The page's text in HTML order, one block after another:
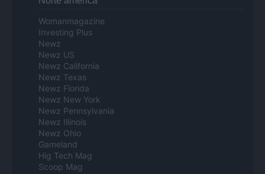
Womanmagazine
Investing Plus
Newz
Newz US
Newz California
Newz Texas
Newz Florida
Newz New York
Newz Pennsylvania
Newz Illinois
Newz Ohio
Gameland
Hig Tech Mag
Scoop Mag